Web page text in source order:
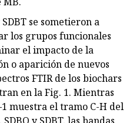
se sometieron a
los grupos funcionales
el impacto de la
o aparición de nuevos
FTIR de los biochars
en la Fig. 1. Mientras
muestra el tramo C-H del